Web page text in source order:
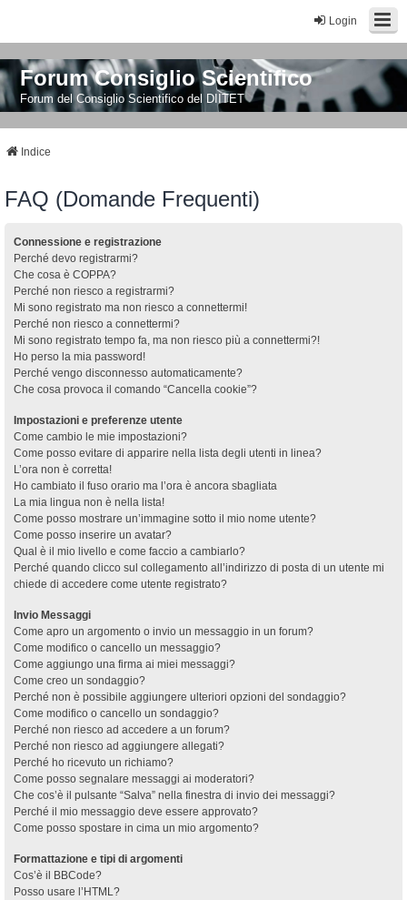
Login
Forum Consiglio Scientifico
Forum del Consiglio Scientifico del DIITET
Indice
FAQ (Domande Frequenti)
Connessione e registrazione
Perché devo registrarmi?
Che cosa è COPPA?
Perché non riesco a registrarmi?
Mi sono registrato ma non riesco a connettermi!
Perché non riesco a connettermi?
Mi sono registrato tempo fa, ma non riesco più a connettermi?!
Ho perso la mia password!
Perché vengo disconnesso automaticamente?
Che cosa provoca il comando “Cancella cookie”?
Impostazioni e preferenze utente
Come cambio le mie impostazioni?
Come posso evitare di apparire nella lista degli utenti in linea?
L’ora non è corretta!
Ho cambiato il fuso orario ma l’ora è ancora sbagliata
La mia lingua non è nella lista!
Come posso mostrare un’immagine sotto il mio nome utente?
Come posso inserire un avatar?
Qual è il mio livello e come faccio a cambiarlo?
Perché quando clicco sul collegamento all’indirizzo di posta di un utente mi
chiede di accedere come utente registrato?
Invio Messaggi
Come apro un argomento o invio un messaggio in un forum?
Come modifico o cancello un messaggio?
Come aggiungo una firma ai miei messaggi?
Come creo un sondaggio?
Perché non è possibile aggiungere ulteriori opzioni del sondaggio?
Come modifico o cancello un sondaggio?
Perché non riesco ad accedere a un forum?
Perché non riesco ad aggiungere allegati?
Perché ho ricevuto un richiamo?
Come posso segnalare messaggi ai moderatori?
Che cos’è il pulsante “Salva” nella finestra di invio dei messaggi?
Perché il mio messaggio deve essere approvato?
Come posso spostare in cima un mio argomento?
Formattazione e tipi di argomenti
Cos’è il BBCode?
Posso usare l’HTML?